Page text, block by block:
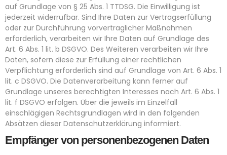
auf Grundlage von § 25 Abs. 1 TTDSG. Die Einwilligung ist
jederzeit widerrufbar. Sind Ihre Daten zur Vertragserfüllung
oder zur Durchführung vorvertraglicher Maßnahmen
erforderlich, verarbeiten wir Ihre Daten auf Grundlage des
Art. 6 Abs. 1 lit. b DSGVO. Des Weiteren verarbeiten wir Ihre
Daten, sofern diese zur Erfüllung einer rechtlichen
Verpflichtung erforderlich sind auf Grundlage von Art. 6 Abs. 1
lit. c DSGVO. Die Datenverarbeitung kann ferner auf
Grundlage unseres berechtigten Interesses nach Art. 6 Abs. 1
lit. f DSGVO erfolgen. Über die jeweils im Einzelfall
einschlägigen Rechtsgrundlagen wird in den folgenden
Absätzen dieser Datenschutzerklärung informiert.
Empfänger von personenbezogenen Daten